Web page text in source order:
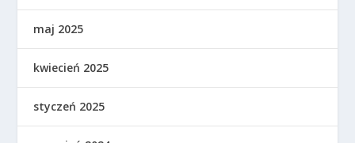
maj 2025
kwiecień 2025
styczeń 2025